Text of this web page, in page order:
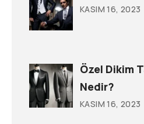
KASIM 16, 2023
Özel Dikim
Nedir?
KASIM 16, 2023